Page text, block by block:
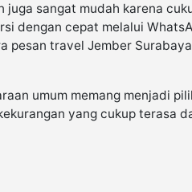
juga sangat mudah karena
dengan cepat melalui
pesan travel Jember
umum memang menjadi
yang cukup terasa